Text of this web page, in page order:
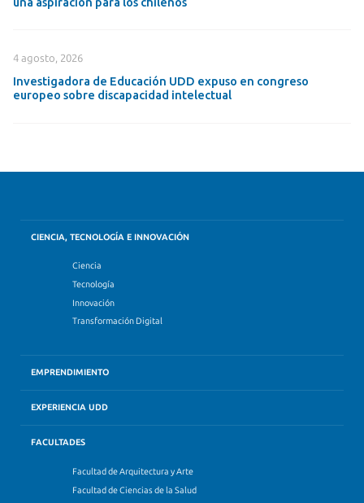
4 agosto, 2026
Investigadora de Educación UDD expuso en congreso
europeo sobre discapacidad intelectual
CIENCIA, TECNOLOGÍA E INNOVACIÓN
Ciencia
Tecnología
Innovación
Transformación Digital
EMPRENDIMIENTO
EXPERIENCIA UDD
FACULTADES
Facultad de Arquitectura y Arte
Facultad de Ciencias de la Salud